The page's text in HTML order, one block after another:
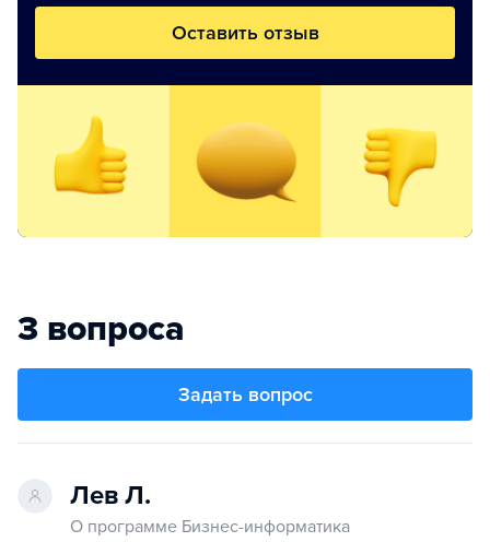
Оставить отзыв
3 вопроса
Задать вопрос
Лев Л.
О программе Бизнес-информатика